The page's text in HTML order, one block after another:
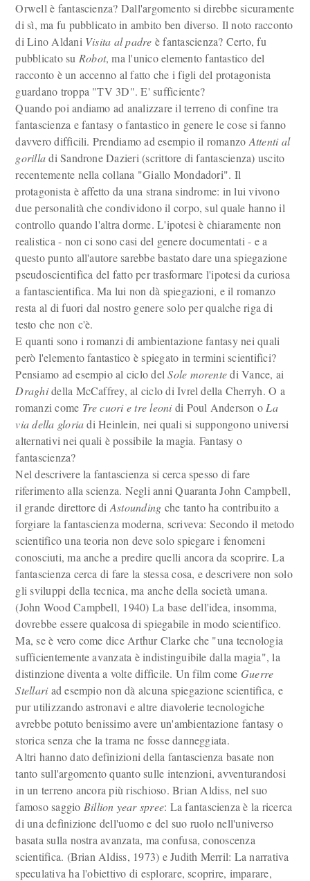
Orwell è fantascienza? Dall'argomento si direbbe sicuramente
di sì, ma fu pubblicato in ambito ben diverso. Il noto racconto
di Lino Aldani Visita al padre è fantascienza? Certo, fu
pubblicato su Robot, ma l'unico elemento fantastico del
racconto è un accenno al fatto che i figli del protagonista
guardano troppa "TV 3D". E' sufficiente?
Quando poi andiamo ad analizzare il terreno di confine tra
fantascienza e fantasy o fantastico in genere le cose si fanno
davvero difficili. Prendiamo ad esempio il romanzo Attenti al
gorilladi Sandrone Dazieri (scrittore di fantascienza) uscito
recentemente nella collana "Giallo Mondadori". Il
protagonista è affetto da una strana sindrome: in lui vivono
due personalità che condividono il corpo, sul quale hanno il
controllo quando l'altra dorme. L'ipotesi è chiaramente non
realistica - non ci sono casi del genere documentati - e a
questo punto all'autore sarebbe bastato dare una spiegazione
pseudoscientifica del fatto per trasformare l'ipotesi da curiosa
a fantascientifica. Ma lui non dà spiegazioni, e il romanzo
resta al di fuori dal nostro genere solo per qualche riga di
testo che non c'è.
E quanti sono i romanzi di ambientazione fantasy nei quali
però l'elemento fantastico è spiegato in termini scientifici?
Pensiamo ad esempio al ciclo delSole morentedi Vance, ai
Draghidella McCaffrey, al ciclo di Ivrel della Cherryh. O a
romanzi come Tre cuori e tre leonidi Poul Anderson o La
via della gloriadi Heinlein, nei quali si suppongono universi
alternativi nei quali è possibile la magia. Fantasy o
fantascienza?
Nel descrivere la fantascienza si cerca spesso di fare
riferimento alla scienza. Negli anni Quaranta John Campbell,
il grande direttore di Astounding che tanto ha contribuito a
forgiare la fantascienza moderna, scriveva: Secondo il metodo
scientifico una teoria non deve solo spiegare i fenomeni
conosciuti, ma anche a predire quelli ancora da scoprire. La
fantascienza cerca di fare la stessa cosa, e descrivere non solo
gli sviluppi della tecnica, ma anche della società umana.
(John Wood Campbell, 1940) La base dell'idea, insomma,
dovrebbe essere qualcosa di spiegabile in modo scientifico.
Ma, se è vero come dice Arthur Clarke che "una tecnologia
sufficientemente avanzata è indistinguibile dalla magia", la
distinzione diventa a volte difficile. Un film come Guerre
Stellariad esempio non dà alcuna spiegazione scientifica, e
pur utilizzando astronavi e altre diavolerie tecnologiche
avrebbe potuto benissimo avere un'ambientazione fantasy o
storica senza che la trama ne fosse danneggiata.
Altri hanno dato definizioni della fantascienza basate non
tanto sull'argomento quanto sulle intenzioni, avventurandosi
in un terreno ancora più rischioso. Brian Aldiss, nel suo
famoso saggio Billion year spree: La fantascienza è la ricerca
di una definizione dell'uomo e del suo ruolo nell'universo
basata sulla nostra avanzata, ma confusa, conoscenza
scientifica. (Brian Aldiss, 1973) e Judith Merril: La narrativa
speculativa ha l'obiettivo di esplorare, scoprire, imparare,